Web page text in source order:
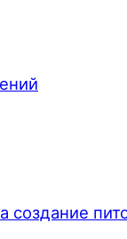
создание